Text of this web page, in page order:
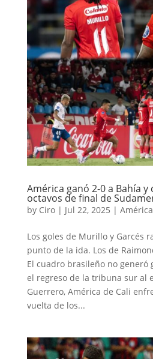
América ganó 2-0 a Bahía y
octavos de final de
by Ciro| Jul 22, 2025 |
Los goles de Murillo y Garcés
punto de la ida. Los de
El cuadro brasileño no generó
el regreso de la tribuna sur al
Guerrero, América de Cali
vuelta de los...